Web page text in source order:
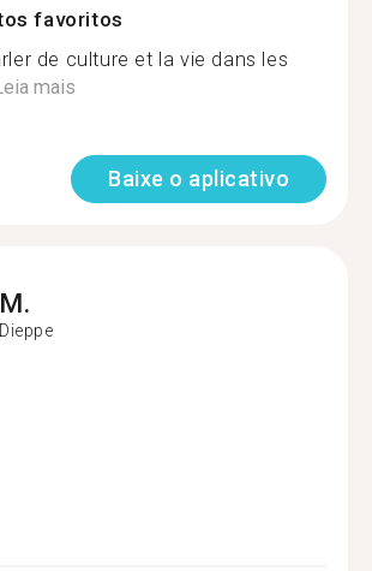
favoritos
de culture et la vie dans les
mais
Baixe o aplicativo
M.
Dieppe